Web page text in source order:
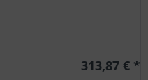
313,87 € *